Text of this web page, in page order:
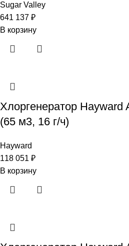
Sugar Valley
641 137 ₽
В корзину
Хлоргенератор Hayward
(65 м3, 16 г/ч)
Hayward
118 051 ₽
В корзину